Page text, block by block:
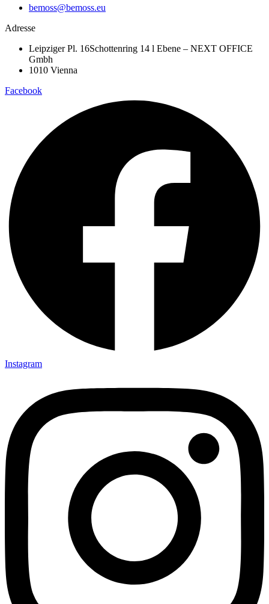
bemoss@bemoss.eu
Adresse
Leipziger Pl. 16Schottenring 14 l Ebene – NEXT OFFICE
Gmbh
1010 Vienna
Facebook
Instagram